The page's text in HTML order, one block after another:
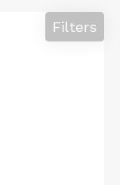
Filters